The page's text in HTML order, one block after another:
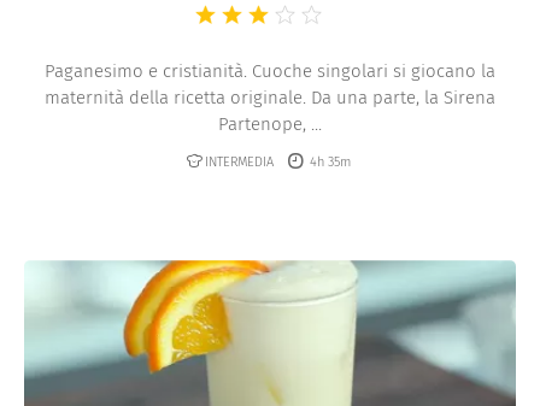
Paganesimo e cristianità. Cuoche singolari si giocano la
maternità della ricetta originale. Da una parte, la Sirena
Partenope, ...
INTERMEDIA 4h 35m